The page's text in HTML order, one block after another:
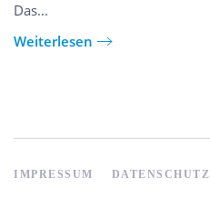
Das...
Weiterlesen
IMPRESSUM DATENSCHUTZ